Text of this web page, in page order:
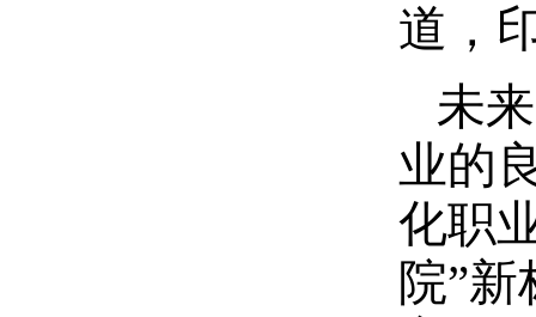
道，
未
业的
化职
院”